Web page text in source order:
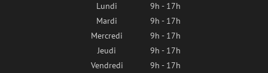
Lundi
9h - 17h
Mardi
9h - 17h
Mercredi
9h - 17h
Jeudi
9h - 17h
Vendredi
9h - 17h